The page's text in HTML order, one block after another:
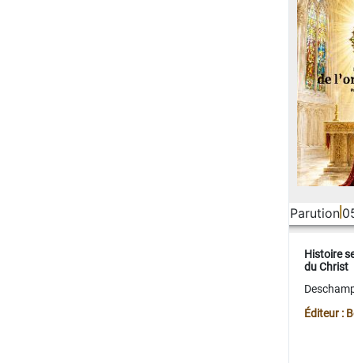
Parution
Histoire
du Christ
Éditeur :